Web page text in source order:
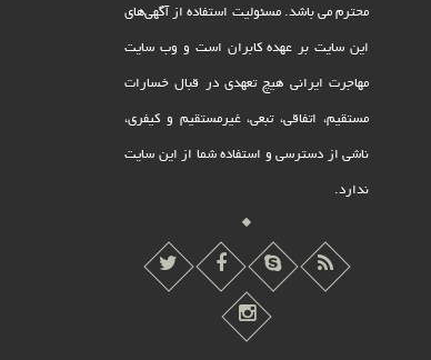
محترم می باشد. مسئولیت استفاده از آگهی‌های
این سایت بر عهده کابران است و وب سایت
مهاجرت ایرانی هیچ تعهدى در قبال خسارات
مستقیم، اتفاقى، تبعى، غیرمستقیم و کیفرى،
ناشى از دسترسى و استفاده شما از این سایت
ندارد.